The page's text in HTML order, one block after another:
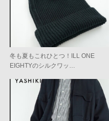
冬も夏もこれひとつ！ILL ONE
EIGHTYのシルクワッ…